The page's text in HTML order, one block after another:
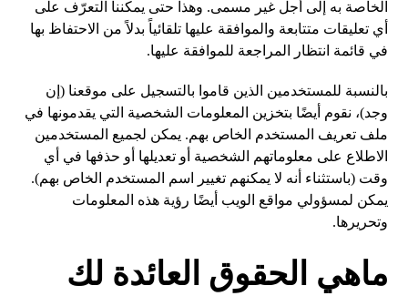
الخاصة به إلى أجل غير مسمى. وهذا حتى يمكننا التعرّف على
أي تعليقات متتابعة والموافقة عليها تلقائياً بدلاً من الاحتفاظ بها
في قائمة انتظار المراجعة للموافقة عليها.
بالنسبة للمستخدمين الذين قاموا بالتسجيل على موقعنا (إن
وجد)، نقوم أيضًا بتخزين المعلومات الشخصية التي يقدمونها في
ملف تعريف المستخدم الخاص بهم. يمكن لجميع المستخدمين
الاطلاع على معلوماتهم الشخصية أو تعديلها أو حذفها في أي
وقت (باستثناء أنه لا يمكنهم تغيير اسم المستخدم الخاص بهم).
يمكن لمسؤولي مواقع الويب أيضًا رؤية هذه المعلومات
وتحريرها.
ماهي الحقوق العائدة لك